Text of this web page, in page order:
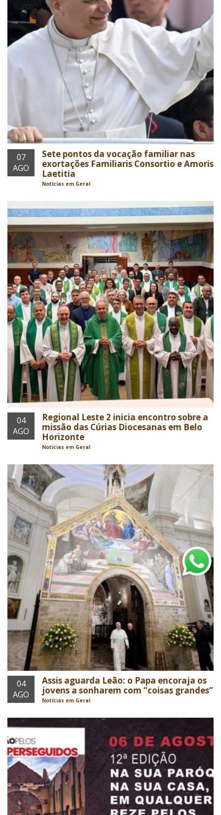
07
AGO
Sete pontos da vocação familiar nas
exortações Familiaris Consortio e Amoris
Laetitia
Notícias em Geral
04
AGO
Regional Leste 2 inicia encontro sobre a
missão das Cúrias Diocesanas em Belo
Horizonte
Notícias em Geral
04
AGO
Assis aguarda Leão: o Papa encoraja os
jovens a sonharem com “coisas grandes”
Notícias em Geral